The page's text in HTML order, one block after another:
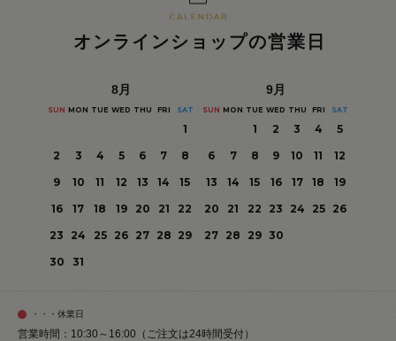
オンラインショップの営業日
8月
SUN MON TUE WED THU FRI SAT
1
2
3 4 5 6 7
8
9
10 11 12 13 14
15
16
17 18 19 20 21
22
23
24 25 26 27 28 29
30
31
9月
SUN MON TUE WED THU FRI SAT
1 2 3 4
5
6
7 8 9 10 11
12
13
14 15 16 17 18
19
20
21 22 23 24 25
26
27 28 29 30
・・・休業日
営業時間：10:30～16:00（ご注文は24時間受付）